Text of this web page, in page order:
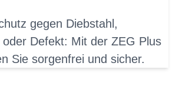
gegen Diebstahl,
oder Defekt: Mit der ZEG Plus
Sie sorgenfrei und sicher.